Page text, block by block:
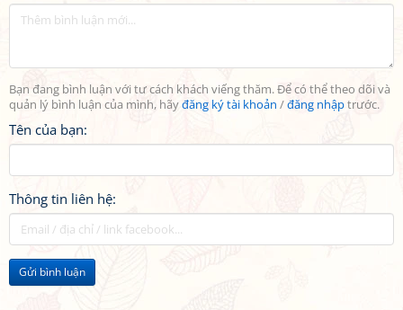
Bạn đang bình luận với tư cách khách viếng thăm. Để có thể theo dõi và
quản lý bình luận của mình, hãyđăng ký tài khoản /đăng nhậptrước.
Tên của bạn:
Thông tin liên hệ:
Gửi bình luận